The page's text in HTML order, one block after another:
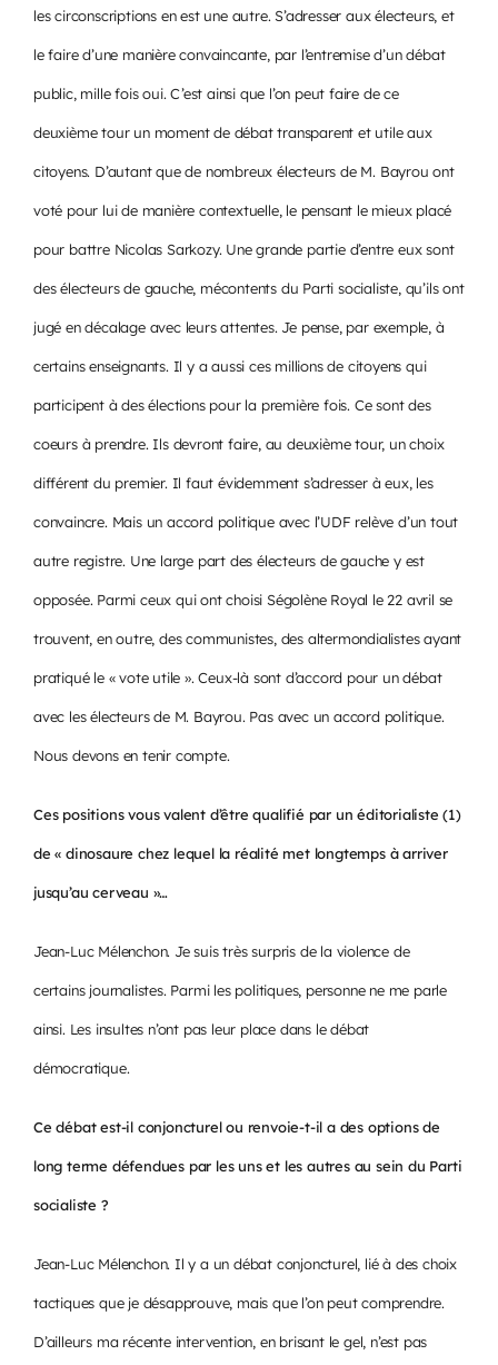
les circonscriptions en est une autre. S’adresser aux électeurs, et
le faire d’une manière convaincante, par l’entremise d’un débat
public, mille fois oui. C’est ainsi que l’on peut faire de ce
deuxième tour un moment de débat transparent et utile aux
citoyens. D’autant que de nombreux électeurs de M. Bayrou ont
voté pour lui de manière contextuelle, le pensant le mieux placé
pour battre Nicolas Sarkozy. Une grande partie d’entre eux sont
des électeurs de gauche, mécontents du Parti socialiste, qu’ils ont
jugé en décalage avec leurs attentes. Je pense, par exemple, à
certains enseignants. Il y a aussi ces millions de citoyens qui
participent à des élections pour la première fois. Ce sont des
coeurs à prendre. Ils devront faire, au deuxième tour, un choix
différent du premier. Il faut évidemment s’adresser à eux, les
convaincre. Mais un accord politique avec l’UDF relève d’un tout
autre registre. Une large part des électeurs de gauche y est
opposée. Parmi ceux qui ont choisi Ségolène Royal le 22 avril se
trouvent, en outre, des communistes, des altermondialistes ayant
pratiqué le « vote utile ». Ceux-là sont d’accord pour un débat
avec les électeurs de M. Bayrou. Pas avec un accord politique.
Nous devons en tenir compte.
Ces positions vous valent d’être qualifié par un éditorialiste (1)
de « dinosaure chez lequel la réalité met longtemps à arriver
jusqu’au cerveau »…
Jean-Luc Mélenchon. Je suis très surpris de la violence de
certains journalistes. Parmi les politiques, personne ne me parle
ainsi. Les insultes n’ont pas leur place dans le débat
démocratique.
Ce débat est-il conjoncturel ou renvoie-t-il a des options de
long terme défendues par les uns et les autres au sein du Parti
socialiste ?
Jean-Luc Mélenchon. Il y a un débat conjoncturel, lié à des choix
tactiques que je désapprouve, mais que l’on peut comprendre.
D’ailleurs ma récente intervention, en brisant le gel, n’est pas